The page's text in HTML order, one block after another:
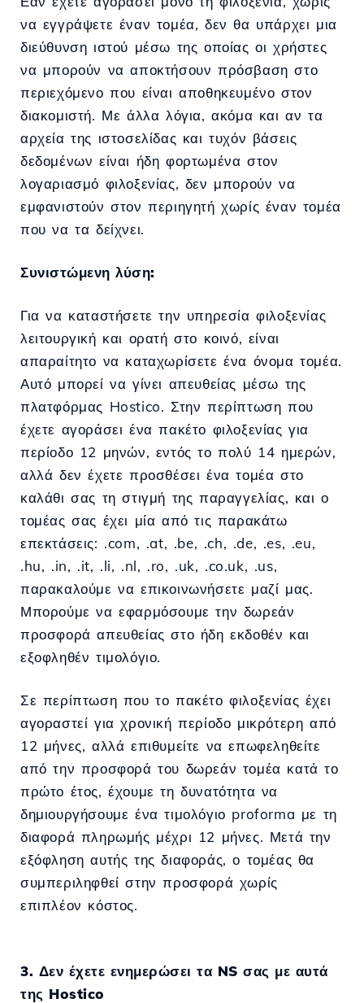
να εγγράψετε έναν τομέα, δεν θα υπάρχει μια
διεύθυνση ιστού μέσω της οποίας οι χρήστες
να μπορούν να αποκτήσουν πρόσβαση στο
περιεχόμενο που είναι αποθηκευμένο στον
διακομιστή. Με άλλα λόγια, ακόμα και αν τα
αρχεία της ιστοσελίδας και τυχόν βάσεις
δεδομένων είναι ήδη φορτωμένα στον
λογαριασμό φιλοξενίας, δεν μπορούν να
εμφανιστούν στον περιηγητή χωρίς έναν τομέα
που να τα δείχνει.
Συνιστώμενη λύση:
Για να καταστήσετε την υπηρεσία φιλοξενίας
λειτουργική και ορατή στο κοινό, είναι
απαραίτητο να καταχωρίσετε ένα όνομα τομέα.
Αυτό μπορεί να γίνει απευθείας μέσω της
πλατφόρμας Hostico. Στην περίπτωση που
έχετε αγοράσει ένα πακέτο φιλοξενίας για
περίοδο 12 μηνών, εντός το πολύ 14 ημερών,
αλλά δεν έχετε προσθέσει ένα τομέα στο
καλάθι σας τη στιγμή της παραγγελίας, και ο
τομέας σας έχει μία από τις παρακάτω
επεκτάσεις: .com, .at, .be, .ch, .de, .es, .eu,
.hu, .in, .it, .li, .nl, .ro, .uk, .co.uk, .us,
παρακαλούμε να επικοινωνήσετε μαζί μας.
Μπορούμε να εφαρμόσουμε την δωρεάν
προσφορά απευθείας στο ήδη εκδοθέν και
εξοφληθέν τιμολόγιο.
Σε περίπτωση που το πακέτο φιλοξενίας έχει
αγοραστεί για χρονική περίοδο μικρότερη από
12 μήνες, αλλά επιθυμείτε να επωφεληθείτε
από την προσφορά του δωρεάν τομέα κατά το
πρώτο έτος, έχουμε τη δυνατότητα να
δημιουργήσουμε ένα τιμολόγιο proforma με τη
διαφορά πληρωμής μέχρι 12 μήνες. Μετά την
εξόφληση αυτής της διαφοράς, ο τομέας θα
συμπεριληφθεί στην προσφορά χωρίς
επιπλέον κόστος.
3. Δεν έχετε ενημερώσει τα NS σας με αυτά
της Hostico